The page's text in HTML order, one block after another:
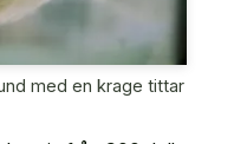
med en krage tittar